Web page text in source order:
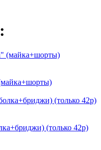
(только 42р)